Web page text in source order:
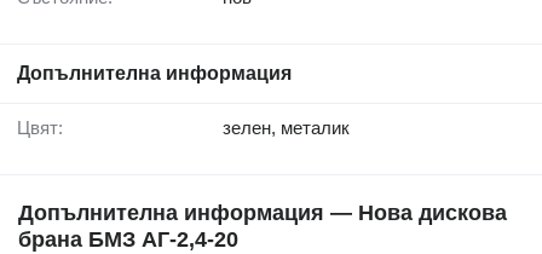
Допълнителна информация
Цвят: зелен, металик
Допълнителна информация — Нова дискова
брана БМЗ АГ-2,4-20